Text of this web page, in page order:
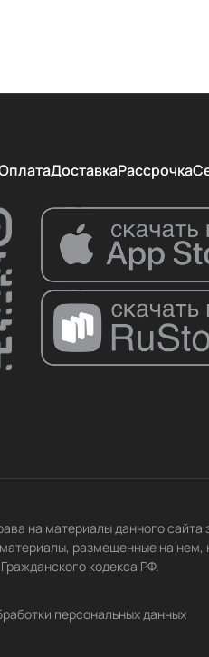
ДоставкаРассрочка
на материалы данного
размещенные на нем,
кодекса РФ.
персональных данных